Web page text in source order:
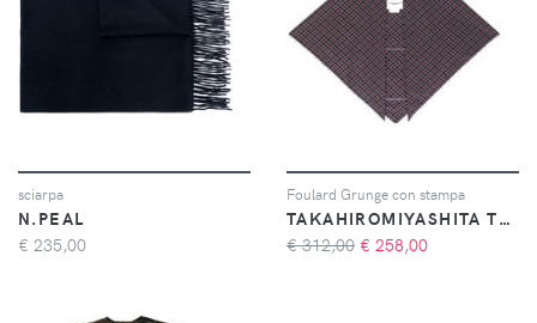
sciarpa
N.PEAL
€ 235,00
Foulard Grunge con stampa
TAKAHIROMIYASHITA THE SOLOIST
€ 312,00 € 258,00